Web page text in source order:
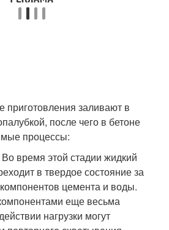
приготовления заливают в
после чего в бетоне
процессы:
время этой стадии жидкий
в твердое состояние за
цемента и воды.
еще весьма
нагрузки могут